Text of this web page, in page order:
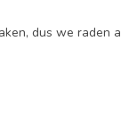
dus we